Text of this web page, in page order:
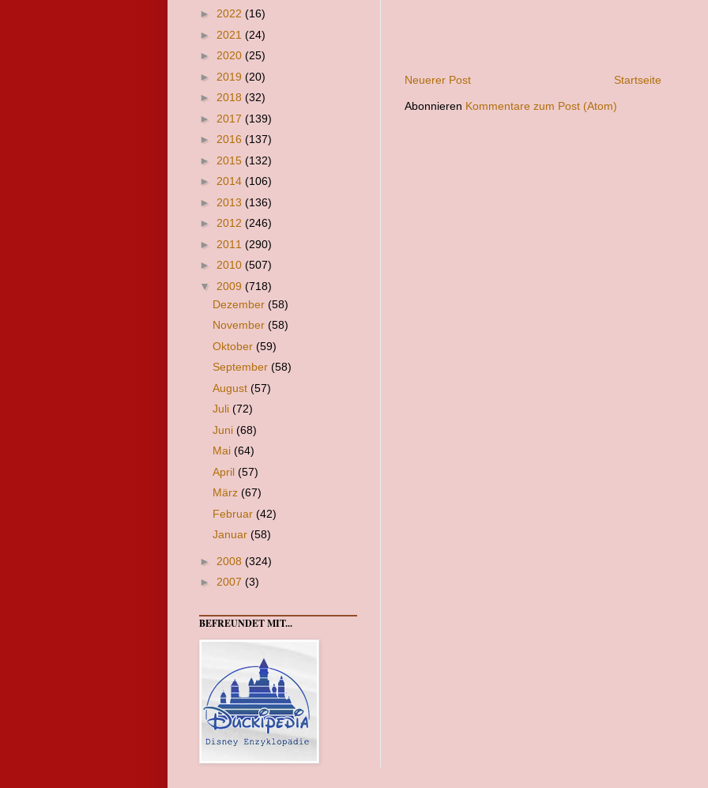
Neuerer Post Startseite
Abonnieren Kommentare zum Post (Atom)
► 2022 (16)
► 2021 (24)
► 2020 (25)
► 2019 (20)
► 2018 (32)
► 2017 (139)
► 2016 (137)
► 2015 (132)
► 2014 (106)
► 2013 (136)
► 2012 (246)
► 2011 (290)
► 2010 (507)
▼ 2009 (718)
Dezember (58)
November (58)
Oktober (59)
September (58)
August (57)
Juli (72)
Juni (68)
Mai (64)
April (57)
März (67)
Februar (42)
Januar (58)
► 2008 (324)
► 2007 (3)
BEFREUNDET MIT...